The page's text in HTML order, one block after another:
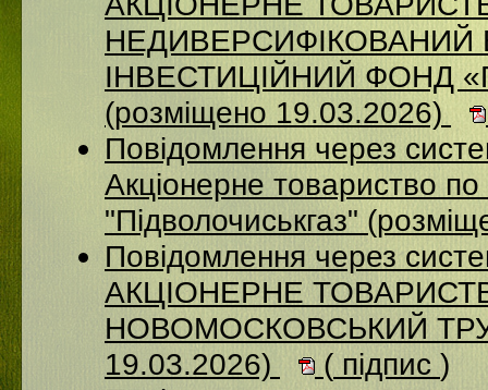
ІНВЕСТИЦІЙНИЙ ФОНД
(розміщено 19.03.2026)
Повідомлення через
Акціонерне товариство по
"Підволочиськгаз"
Повідомлення через
АКЦIОНЕРНЕ
НОВОМОСКОВСЬКИЙ
19.03.2026)
( підпис )